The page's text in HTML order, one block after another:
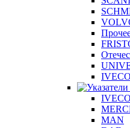
IVECO
IVECO
MAN